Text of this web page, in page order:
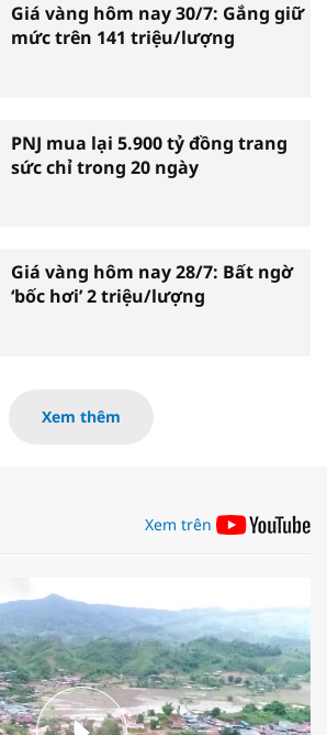
Giá vàng hôm nay 30/7: Gắng giữ
mức trên 141 triệu/lượng
PNJ mua lại 5.900 tỷ đồng trang
sức chỉ trong 20 ngày
Giá vàng hôm nay 28/7: Bất ngờ
‘bốc hơi’ 2 triệu/lượng
Xem thêm
Xem trên